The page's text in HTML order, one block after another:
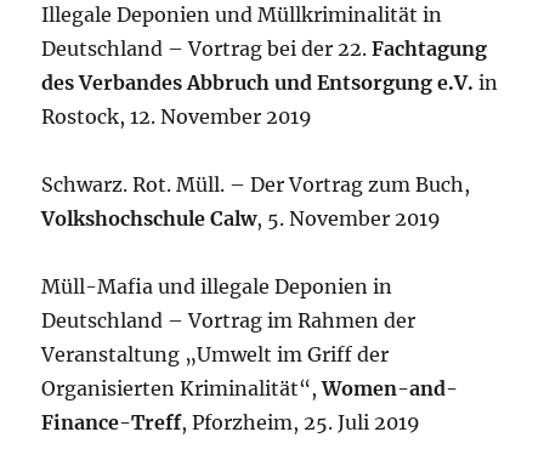
Illegale Deponien und Müllkriminalität in
Deutschland – Vortrag bei der 22.Fachtagung
des Verbandes Abbruch und Entsorgung e.V. in
Rostock, 12. November 2019
Schwarz. Rot. Müll. – Der Vortrag zum Buch,
Volkshochschule Calw, 5. November 2019
Müll-Mafia und illegale Deponien in
Deutschland – Vortrag im Rahmen der
Veranstaltung „Umwelt im Griff der
Organisierten Kriminalität“,Women-and-
Finance-Treff, Pforzheim, 25. Juli 2019